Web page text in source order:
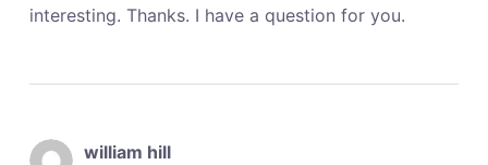
interesting. Thanks. I have a question for you.
william hill